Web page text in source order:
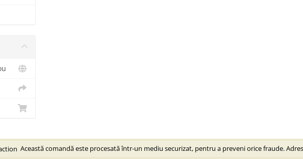
Această comandă este procesată într-un mediu securizat, pentru a preveni orice fraude.